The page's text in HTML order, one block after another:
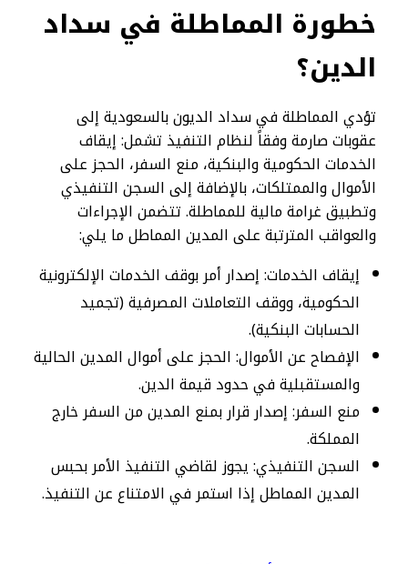
خطورة المماطلة في سداد
الدين؟
تؤدي المماطلة في سداد الديون بالسعودية إلى
عقوبات صارمة وفقاً لنظام التنفيذ تشمل: إيقاف
الخدمات الحكومية والبنكية، منع السفر، الحجز على
الأموال والممتلكات، بالإضافة إلى السجن التنفيذي
وتطبيق غرامة مالية للمماطلة. تتضمن الإجراءات
والعواقب المترتبة على المدين المماطل ما يلي:
إيقاف الخدمات: إصدار أمر بوقف الخدمات الإلكترونية
الحكومية، ووقف التعاملات المصرفية (تجميد
الحسابات البنكية).
الإفصاح عن الأموال: الحجز على أموال المدين الحالية
والمستقبلية في حدود قيمة الدين.
منع السفر: إصدار قرار بمنع المدين من السفر خارج
المملكة.
السجن التنفيذي: يجوز لقاضي التنفيذ الأمر بحبس
المدين المماطل إذا استمر في الامتناع عن التنفيذ.